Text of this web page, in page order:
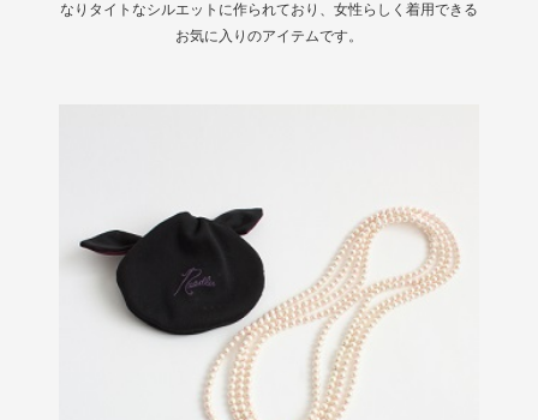
なりタイトなシルエットに作られており、女性らしく着用できる
お気に入りのアイテムです。